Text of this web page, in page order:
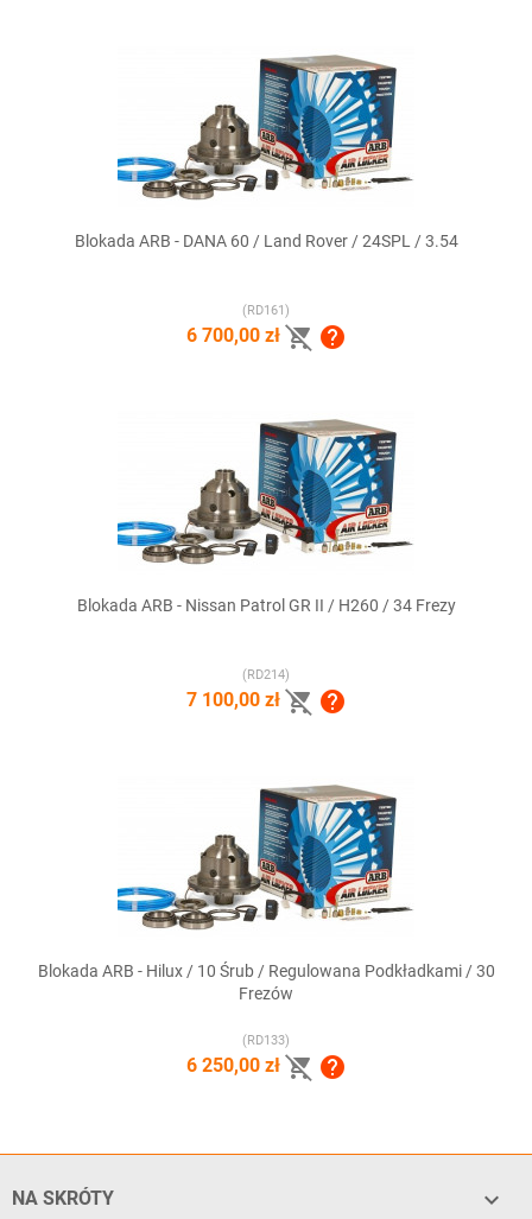
Blokada ARB - DANA 60 / Land Rover / 24SPL / 3.54
(RD161)
6 700,00 zł  
Blokada ARB - Nissan Patrol GR II / H260 / 34 Frezy
(RD214)
7 100,00 zł  
Blokada ARB - Hilux / 10 Śrub / Regulowana Podkładkami / 30
Frezów
(RD133)
6 250,00 zł  
NA SKRÓTY 